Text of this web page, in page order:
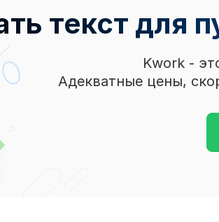
текст для
Kwork -
Адекватные цены,